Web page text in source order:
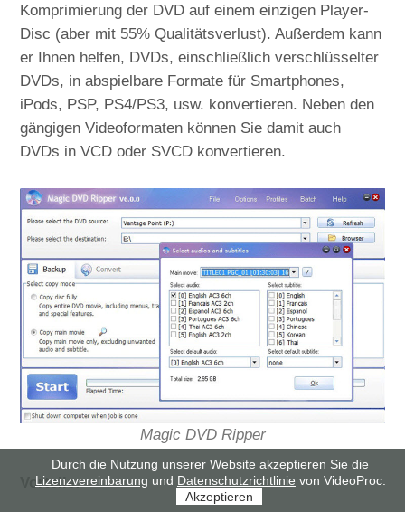
Komprimierung der DVD auf einem einzigen Player-
Disc (aber mit 55% Qualitätsverlust). Außerdem kann
er Ihnen helfen, DVDs, einschließlich verschlüsselter
DVDs, in abspielbare Formate für Smartphones,
iPods, PSP, PS4/PS3, usw. konvertieren. Neben den
gängigen Videoformaten können Sie damit auch
DVDs in VCD oder SVCD konvertieren.
Magic DVD Ripper
Vorteile:
Durch die Nutzung unserer Website akzeptieren Sie die
Lizenzvereinbarung und Datenschutzrichtlinie von VideoProc.
Akzeptieren